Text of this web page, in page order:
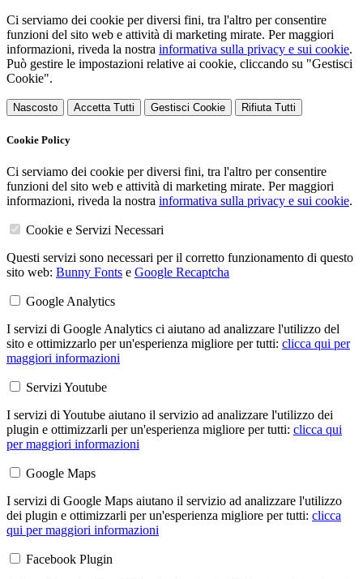
Ci serviamo dei cookie per diversi fini, tra l'altro per consentire
funzioni del sito web e attività di marketing mirate. Per maggiori
informazioni, riveda la nostra informativa sulla privacy e sui cookie.
Può gestire le impostazioni relative ai cookie, cliccando su "Gestisci
Cookie".
Nascosto Accetta Tutti Gestisci Cookie Rifiuta Tutti
Cookie Policy
Ci serviamo dei cookie per diversi fini, tra l'altro per consentire
funzioni del sito web e attività di marketing mirate. Per maggiori
informazioni, riveda la nostra informativa sulla privacy e sui cookie.
Cookie e Servizi Necessari
Questi servizi sono necessari per il corretto funzionamento di questo
sito web: Bunny Fonts e Google Recaptcha
Google Analytics
I servizi di Google Analytics ci aiutano ad analizzare l'utilizzo del
sito e ottimizzarlo per un'esperienza migliore per tutti: clicca qui per
maggiori informazioni
Servizi Youtube
I servizi di Youtube aiutano il servizio ad analizzare l'utilizzo dei
plugin e ottimizzarli per un'esperienza migliore per tutti: clicca qui
per maggiori informazioni
Google Maps
I servizi di Google Maps aiutano il servizio ad analizzare l'utilizzo
dei plugin e ottimizzarli per un'esperienza migliore per tutti: clicca
qui per maggiori informazioni
Facebook Plugin